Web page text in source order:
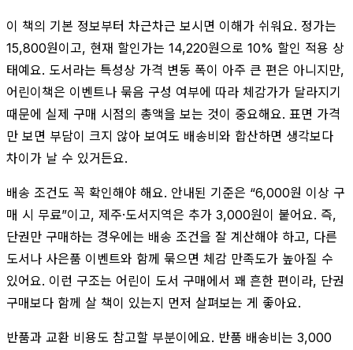
이 책의 기본 정보부터 차근차근 보시면 이해가 쉬워요. 정가는
15,800원이고, 현재 할인가는 14,220원으로 10% 할인 적용 상
태예요. 도서라는 특성상 가격 변동 폭이 아주 큰 편은 아니지만,
어린이책은 이벤트나 묶음 구성 여부에 따라 체감가가 달라지기
때문에 실제 구매 시점의 총액을 보는 것이 중요해요. 표면 가격
만 보면 부담이 크지 않아 보여도 배송비와 합산하면 생각보다
차이가 날 수 있거든요.
배송 조건도 꼭 확인해야 해요. 안내된 기준은 “6,000원 이상 구
매 시 무료”이고, 제주·도서지역은 추가 3,000원이 붙어요. 즉,
단권만 구매하는 경우에는 배송 조건을 잘 계산해야 하고, 다른
도서나 사은품 이벤트와 함께 묶으면 체감 만족도가 높아질 수
있어요. 이런 구조는 어린이 도서 구매에서 꽤 흔한 편이라, 단권
구매보다 함께 살 책이 있는지 먼저 살펴보는 게 좋아요.
반품과 교환 비용도 참고할 부분이에요. 반품 배송비는 3,000